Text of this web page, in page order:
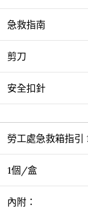
急救指南
剪刀
安全扣針
勞工處急救箱指
1個/盒
內附：